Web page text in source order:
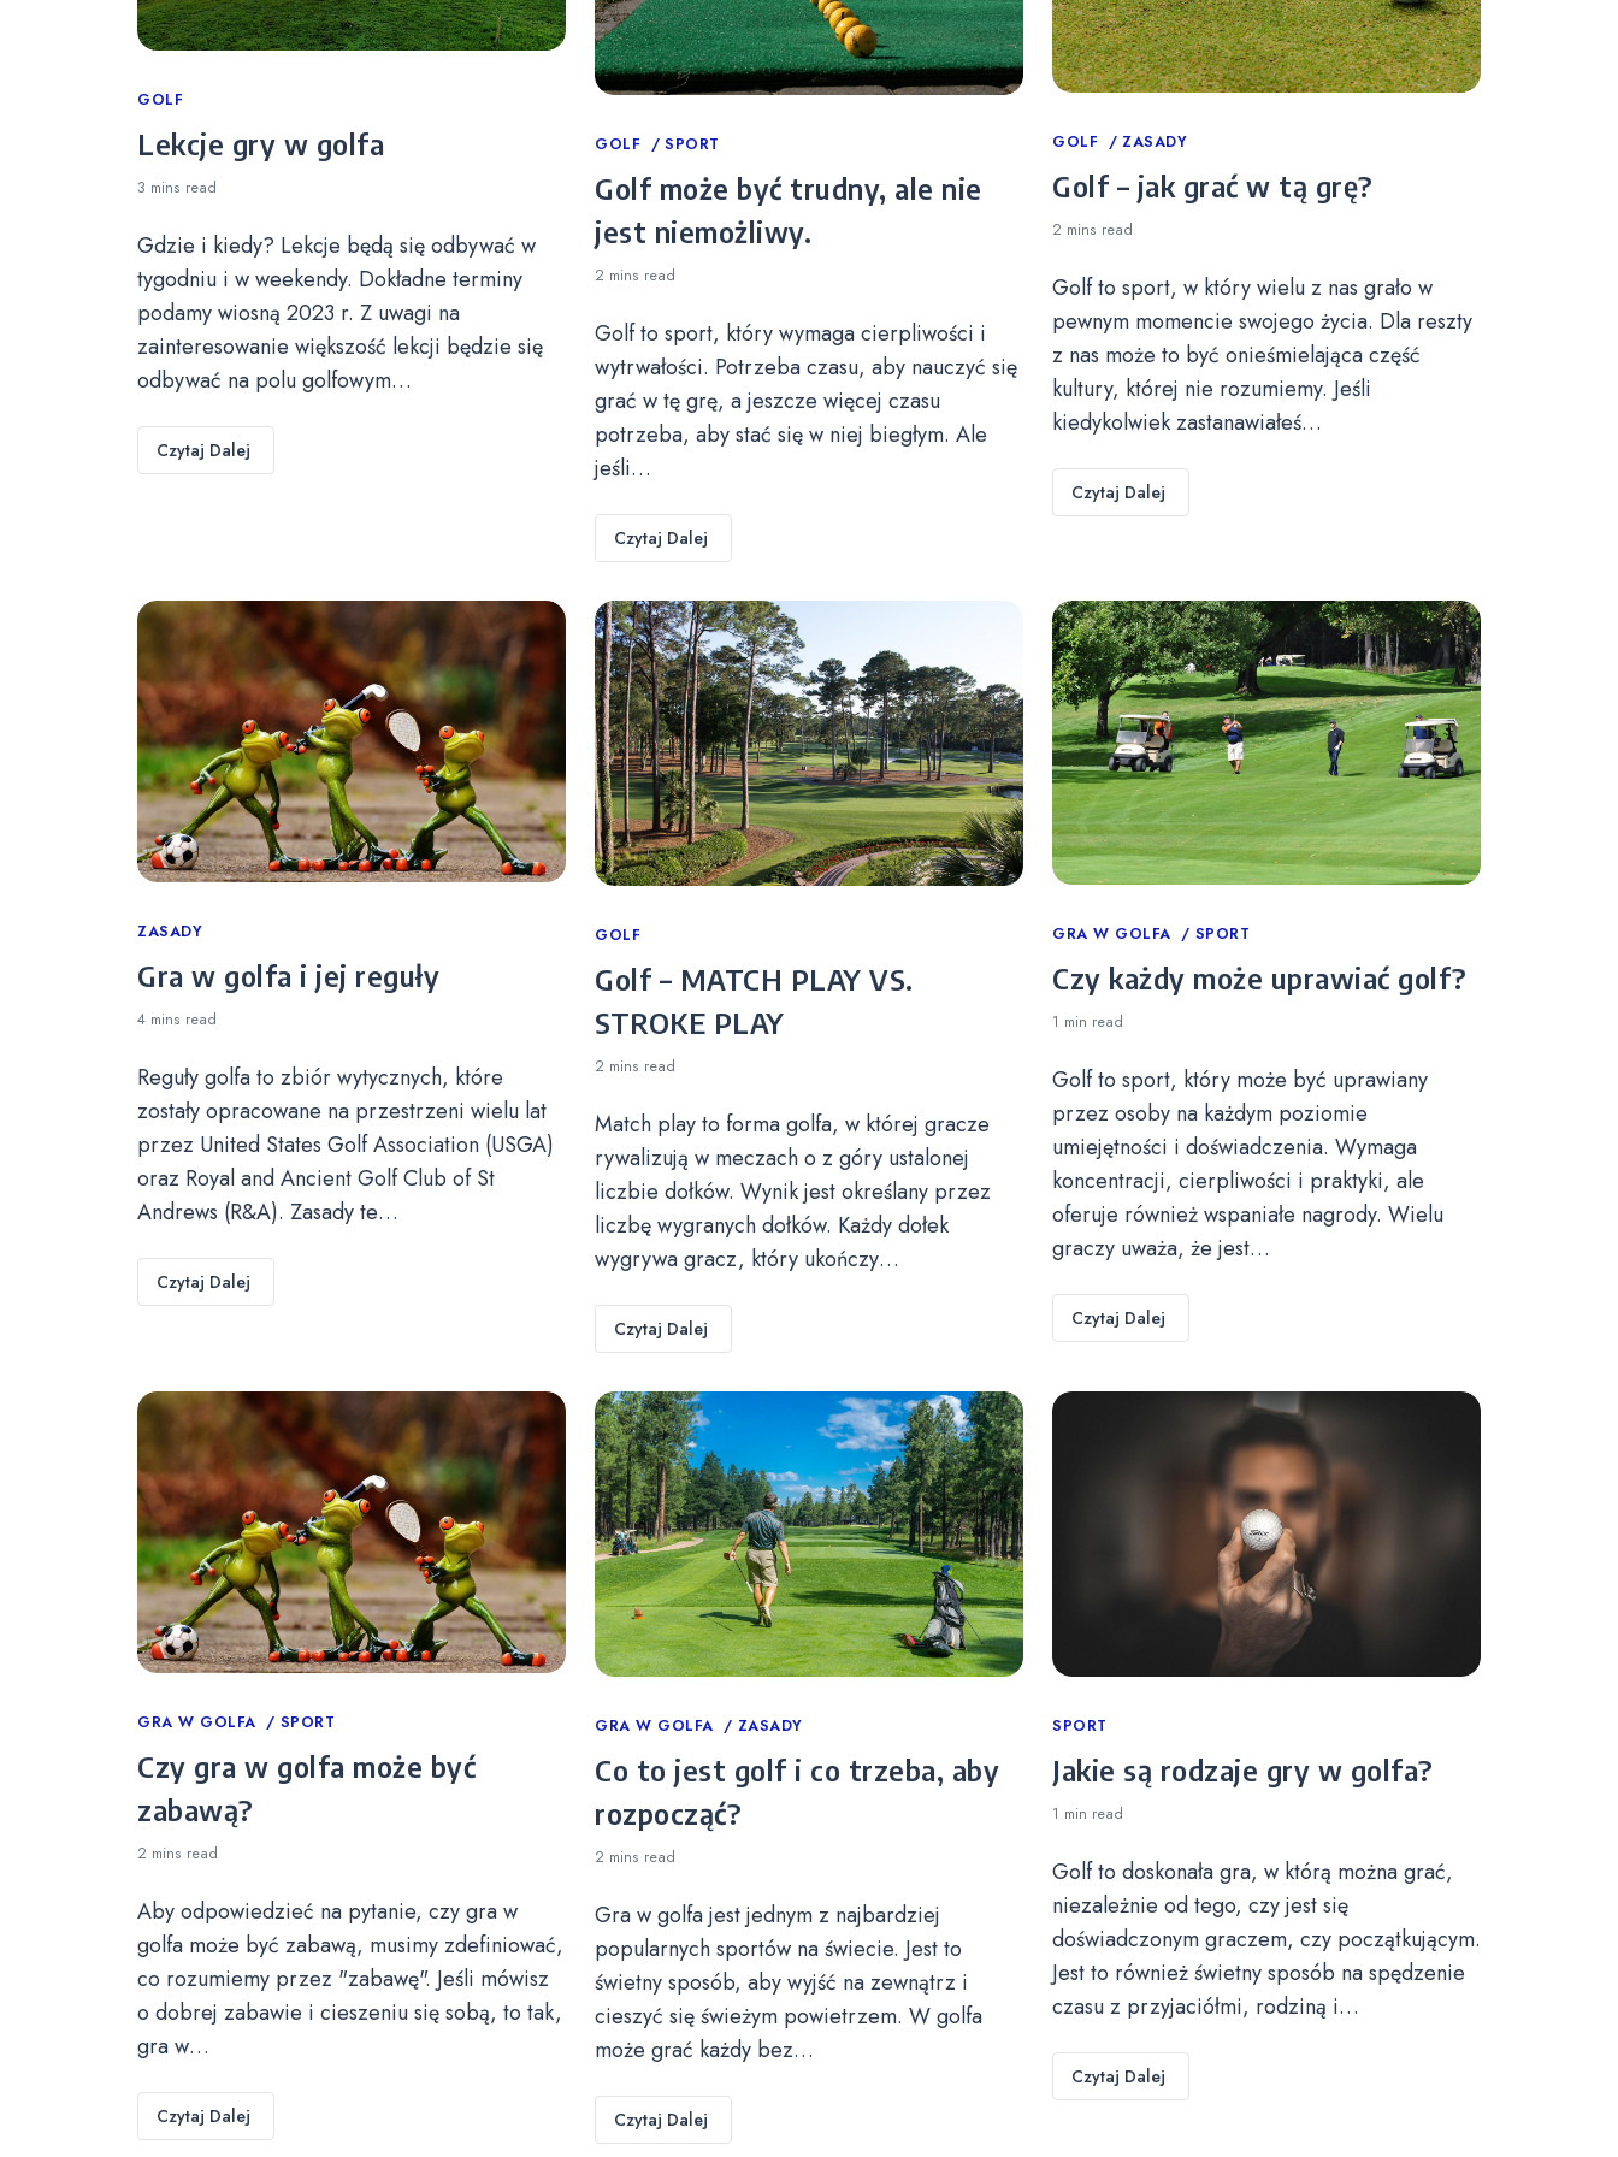
Categories
GOLF
Lekcje gry w golfa
3 mins read
Gdzie i kiedy? Lekcje będą się odbywać w
tygodniu i w weekendy. Dokładne terminy
podamy wiosną 2023 r. Z uwagi na
zainteresowanie większość lekcji będzie się
odbywać na polu golfowym…
Czytaj Dalej
Categories
GOLF SPORT
Golf może być trudny, ale nie
jest niemożliwy.
2 mins read
Golf to sport, który wymaga cierpliwości i
wytrwałości. Potrzeba czasu, aby nauczyć się
grać w tę grę, a jeszcze więcej czasu
potrzeba, aby stać się w niej biegłym. Ale
jeśli…
Czytaj Dalej
Categories
GOLF ZASADY
Golf – jak grać w tą grę?
2 mins read
Golf to sport, w który wielu z nas grało w
pewnym momencie swojego życia. Dla reszty
z nas może to być onieśmielająca część
kultury, której nie rozumiemy. Jeśli
kiedykolwiek zastanawiałeś…
Czytaj Dalej
Categories
ZASADY
Gra w golfa i jej reguły
4 mins read
Reguły golfa to zbiór wytycznych, które
zostały opracowane na przestrzeni wielu lat
przez United States Golf Association (USGA)
oraz Royal and Ancient Golf Club of St
Andrews (R&A). Zasady te…
Czytaj Dalej
Categories
GOLF
Golf – MATCH PLAY VS.
STROKE PLAY
2 mins read
Match play to forma golfa, w której gracze
rywalizują w meczach o z góry ustalonej
liczbie dołków. Wynik jest określany przez
liczbę wygranych dołków. Każdy dołek
wygrywa gracz, który ukończy…
Czytaj Dalej
Categories
GRA W GOLFA SPORT
Czy każdy może uprawiać golf?
1 min read
Golf to sport, który może być uprawiany
przez osoby na każdym poziomie
umiejętności i doświadczenia. Wymaga
koncentracji, cierpliwości i praktyki, ale
oferuje również wspaniałe nagrody. Wielu
graczy uważa, że jest…
Czytaj Dalej
Categories
GRA W GOLFA SPORT
Czy gra w golfa może być
zabawą?
2 mins read
Aby odpowiedzieć na pytanie, czy gra w
golfa może być zabawą, musimy zdefiniować,
co rozumiemy przez "zabawę". Jeśli mówisz
o dobrej zabawie i cieszeniu się sobą, to tak,
gra w…
Czytaj Dalej
Categories
GRA W GOLFA ZASADY
Co to jest golf i co trzeba, aby
rozpocząć?
2 mins read
Gra w golfa jest jednym z najbardziej
popularnych sportów na świecie. Jest to
świetny sposób, aby wyjść na zewnątrz i
cieszyć się świeżym powietrzem. W golfa
może grać każdy bez…
Czytaj Dalej
Categories
SPORT
Jakie są rodzaje gry w golfa?
1 min read
Golf to doskonała gra, w którą można grać,
niezależnie od tego, czy jest się
doświadczonym graczem, czy początkującym.
Jest to również świetny sposób na spędzenie
czasu z przyjaciółmi, rodziną i…
Czytaj Dalej